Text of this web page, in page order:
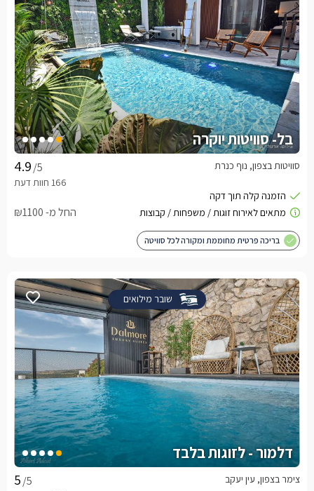
בל- סוויטות יוקרה
/5 סוויטות בצפון, נוף כנרת
החל מ- ₪1100
בריכה פרטית מחוממת ומקורה לכל סוויטה
שובר מילואים
דלמור - לזוגות בלבד
/5 צימר בצפון, עין יעקב